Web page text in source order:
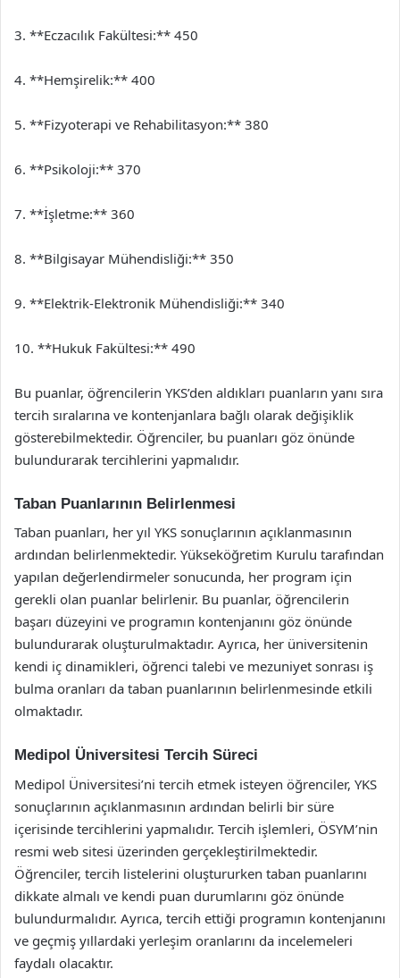
3. **Eczacılık Fakültesi:** 450
4. **Hemşirelik:** 400
5. **Fizyoterapi ve Rehabilitasyon:** 380
6. **Psikoloji:** 370
7. **İşletme:** 360
8. **Bilgisayar Mühendisliği:** 350
9. **Elektrik-Elektronik Mühendisliği:** 340
10. **Hukuk Fakültesi:** 490
Bu puanlar, öğrencilerin YKS’den aldıkları puanların yanı sıra
tercih sıralarına ve kontenjanlara bağlı olarak değişiklik
gösterebilmektedir. Öğrenciler, bu puanları göz önünde
bulundurarak tercihlerini yapmalıdır.
Taban Puanlarının Belirlenmesi
Taban puanları, her yıl YKS sonuçlarının açıklanmasının
ardından belirlenmektedir. Yükseköğretim Kurulu tarafından
yapılan değerlendirmeler sonucunda, her program için
gerekli olan puanlar belirlenir. Bu puanlar, öğrencilerin
başarı düzeyini ve programın kontenjanını göz önünde
bulundurarak oluşturulmaktadır. Ayrıca, her üniversitenin
kendi iç dinamikleri, öğrenci talebi ve mezuniyet sonrası iş
bulma oranları da taban puanlarının belirlenmesinde etkili
olmaktadır.
Medipol Üniversitesi Tercih Süreci
Medipol Üniversitesi’ni tercih etmek isteyen öğrenciler, YKS
sonuçlarının açıklanmasının ardından belirli bir süre
içerisinde tercihlerini yapmalıdır. Tercih işlemleri, ÖSYM’nin
resmi web sitesi üzerinden gerçekleştirilmektedir.
Öğrenciler, tercih listelerini oluştururken taban puanlarını
dikkate almalı ve kendi puan durumlarını göz önünde
bulundurmalıdır. Ayrıca, tercih ettiği programın kontenjanını
ve geçmiş yıllardaki yerleşim oranlarını da incelemeleri
faydalı olacaktır.